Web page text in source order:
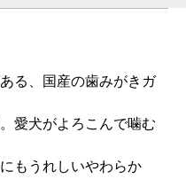
る、国産の歯みがきガ
愛犬がよろこんで噛む
もうれしいやわらか